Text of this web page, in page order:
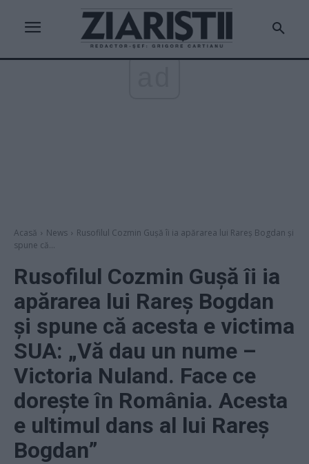
Acasă News
Rusofilul Cozmin Gușă îi ia apărarea lui Rareș Bogdan și
spune că...
Rusofilul Cozmin Gușă îi ia
apărarea lui Rareș Bogdan
și spune că acesta e victima
SUA: „Vă dau un nume –
Victoria Nuland. Face ce
dorește în România. Acesta
e ultimul dans al lui Rareș
Bogdan”